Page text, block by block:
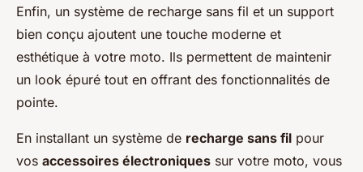
Enfin, un système de recharge sans fil et un support
bien conçu ajoutent une touche moderne et
esthétique à votre moto. Ils permettent de maintenir
un look épuré tout en offrant des fonctionnalités de
pointe.
En installant un système de recharge sans fil pour
vos accessoires électroniques sur votre moto, vous